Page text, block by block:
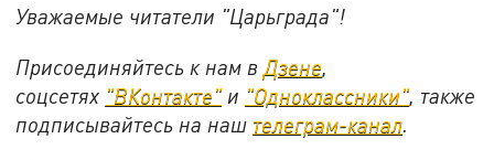
Уважаемые читатели "Царьграда"!
Присоединяйтесь к нам в Дзене
соцсетях "ВКонтакте" и "Одноклассники" также
подписывайтесь на наш телеграм-канал